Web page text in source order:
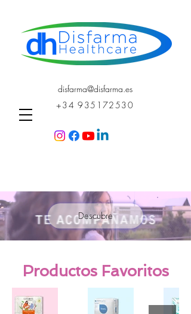
disfarma@disfarma.es
+34 935172530
Descubre
Productos Favoritos